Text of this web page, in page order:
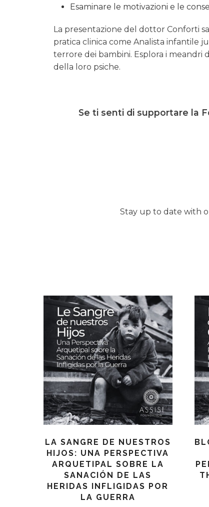
Esaminare le motivazioni e le
La presentazione del dottor Conforti
pratica clinica come Analista infantile
terrore dei bambini. Esplora i
della loro psiche.
Se ti senti di supportare la
Stay up to date with
LA SANGRE DE NUESTROS
HIJOS: UNA PERSPECTIVA
ARQUETIPAL SOBRE LA
SANACIÓN DE LAS
HERIDAS INFLIGIDAS POR
LA GUERRA